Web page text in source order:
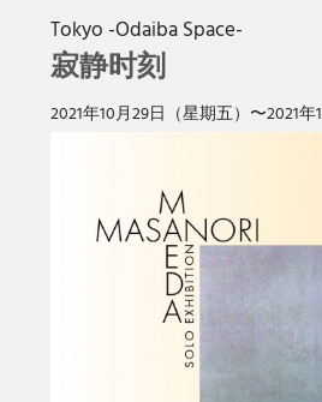
Tokyo -Odaiba Space-
寂静时刻
2021年10⽉29⽇（星期五）〜2021年